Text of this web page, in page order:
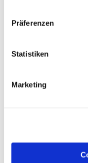
Präferenzen
Statistiken
Marketing